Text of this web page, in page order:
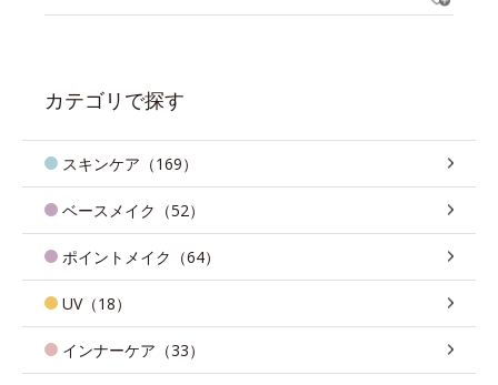
カテゴリで探す
スキンケア（169）
ベースメイク（52）
ポイントメイク（64）
UV（18）
インナーケア（33）